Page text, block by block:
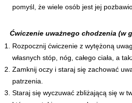
pomyśl, że wiele osób jest jej
Ćwiczenie uważnego chodzenia (w
Rozpocznij ćwiczenie z wytężoną
własnych stóp, nóg, całego ciała, a
Zamknij oczy i staraj się zachować
patrzenia.
Staraj się wyczuwać zbliżającą się w